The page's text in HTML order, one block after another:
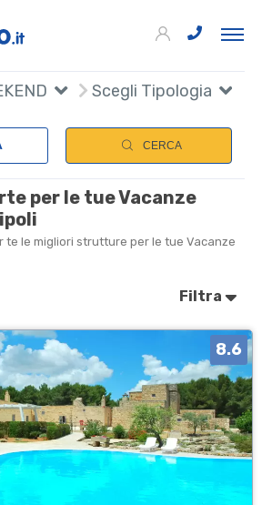
Scegli Tipologia
CERCA
per le tue Vacanze
te le migliori strutture per le tue Vacanze
Filtra
8.6